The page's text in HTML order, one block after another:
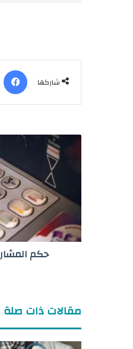
شاركها
م
ا
ر
ل
ح
س
حكم
مقالات ذات صلة